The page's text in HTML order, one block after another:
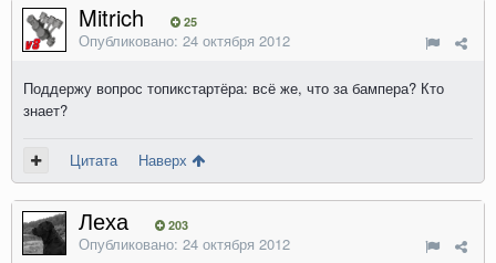
Mitrich 25
Опубликовано: 24 октября 2012
Поддержу вопрос топикстартёра: всё же, что за бампера? Кто
знает?
Цитата Наверх
Леха 203
Опубликовано: 24 октября 2012